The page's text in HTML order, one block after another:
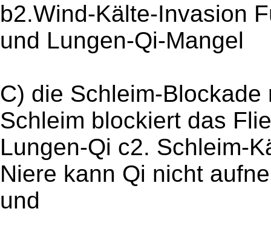
b2.Wind-Kälte-Invasion
und Lungen-Qi-Mangel
C) die Schleim-
Schleim blockiert das
Lungen-Qi c2. Schleim-
Niere kann Qi nicht
und